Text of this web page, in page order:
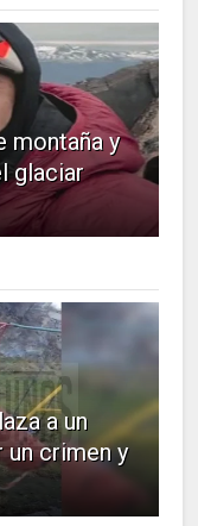
montaña y
glaciar
a un
un crimen y